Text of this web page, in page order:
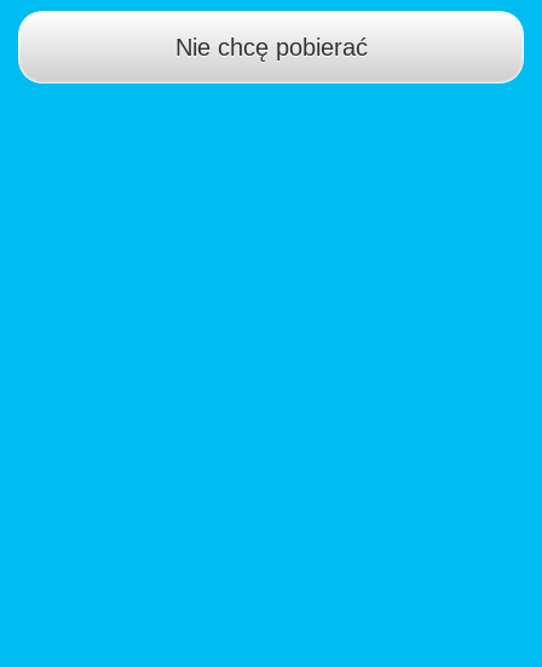
Nie chcę pobierać